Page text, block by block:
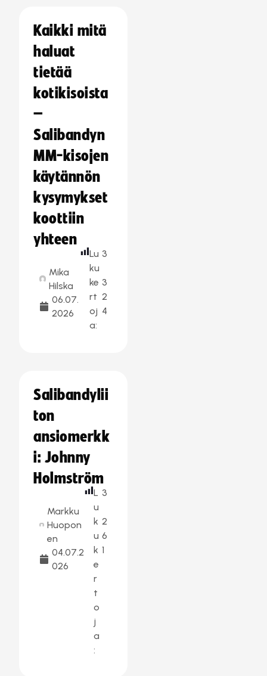
Kaikki mitä
haluat
tietää
kotikisoista
–
Salibandyn
MM-kisojen
käytännön
kysymykset
koottiin
yhteen
Mika
Hilska
06.07.
2026
Lu
ku
ke
rt
oj
a:
3
3
2
4
Salibandylii
ton
ansiomerkk
i: Johnny
Holmström
Markku
Huopon
en
04.07.2
026
L
u
k
u
k
e
r
t
o
j
a
:
3
2
6
1